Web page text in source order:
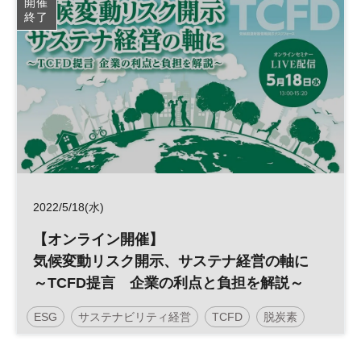
参加無料
終了
2022/5/18(水)
【オンライン開催】
気候変動リスク開示、サステナ経営の軸に
～TCFD提言 企業の利点と負担を解説～
ESG サステナビリティ経営 TCFD 脱炭素